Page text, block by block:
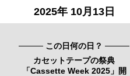
2025年 10月13日
この日何の日？
カセットテープの祭典
「Cassette Week 2025」開